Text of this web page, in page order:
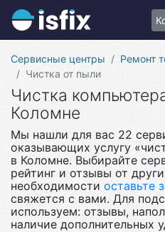
Сервисные центры Ремонт
Чистка от пыли
Чистка
Коломне
Мы нашли для вас 22
оказывающих услугу
в Коломне. Выбирайте
рейтинг и отзывы от
необходимости оставьте
свяжется с вами. Для
используем: отзывы,
наличие дополнительных